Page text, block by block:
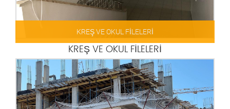
KREŞ VE OKUL FİLELERİ
KREŞ VE OKUL FİLELERİ